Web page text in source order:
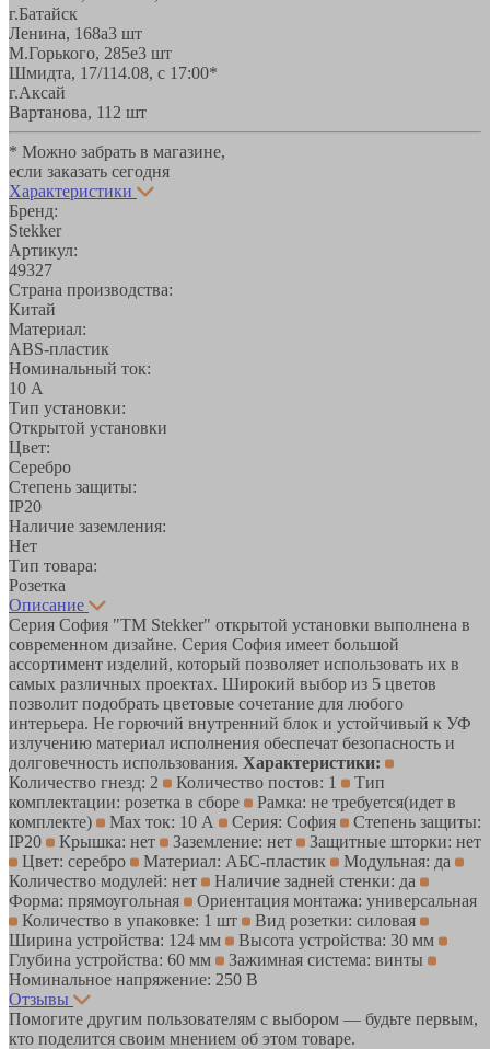
г.Батайск
Ленина, 168а3 шт
М.Горького, 285е3 шт
Шмидта, 17/114.08, с 17:00*
г.Аксай
Вартанова, 11 2 шт
* Можно забрать в магазине,
если заказать сегодня
Характеристики
Бренд:
Stekker
Артикул:
49327
Страна производства:
Китай
Материал:
ABS-пластик
Номинальный ток:
10 А
Тип установки:
Открытой установки
Цвет:
Серебро
Степень защиты:
IP20
Наличие заземления:
Нет
Тип товара:
Розетка
Описание
Серия София "TM Stekker" открытой установки выполнена в
современном дизайне. Серия София имеет большой
ассортимент изделий, который позволяет использовать их в
самых различных проектах. Широкий выбор из 5 цветов
позволит подобрать цветовые сочетание для любого
интерьера. Не горючий внутренний блок и устойчивый к УФ
излучению материал исполнения обеспечат безопасность и
долговечность использования. Характеристики:
Количество гнезд: 2
Количество постов: 1
Тип
комплектации: розетка в сборе
Рамка: не требуется(идет в
комплекте)
Max ток: 10 А Серия: София
Степень защиты:
IP20
Крышка: нет Заземление: нет
Защитные шторки: нет
Цвет: серебро
Материал: АБС-пластик
Модульная: да
Количество модулей: нет
Наличие задней стенки: да
Форма: прямоугольная
Ориентация монтажа: универсальная
Количество в упаковке: 1 шт
Вид розетки: силовая
Ширина устройства: 124 мм
Высота устройства: 30 мм
Глубина устройства: 60 мм
Зажимная система: винты
Номинальное напряжение: 250 В
Отзывы
Помогите другим пользователям с выбором — будьте первым,
кто поделится своим мнением об этом товаре.